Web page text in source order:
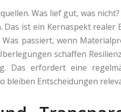
Was lief gut, was
ist ein Kernaspekt realer
passiert, wenn
schaffen
Das erfordert eine
bleiben Entscheidungen